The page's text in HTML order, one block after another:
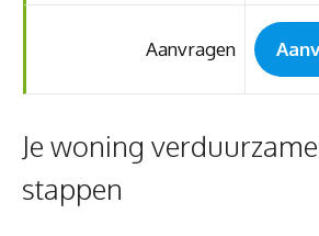
Aanvragen
Je woning
stappen